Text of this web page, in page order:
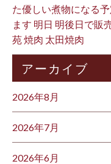
た優しい煮物になる
ます 明日 明後日で販
苑 焼肉 太田焼肉
アーカイブ
2026年8月
2026年7月
2026年6月